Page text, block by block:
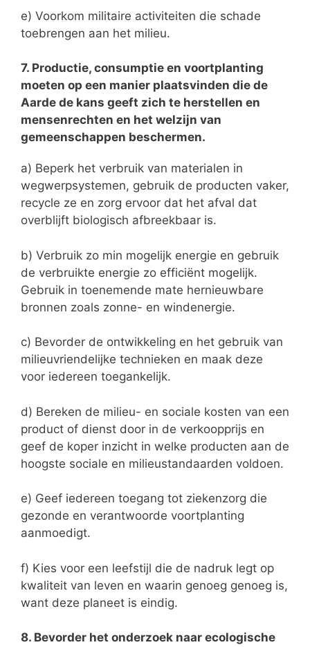
e) Voorkom militaire activiteiten die schade
toebrengen aan het milieu.
7. Productie, consumptie en voortplanting
moeten op een manier plaatsvinden die de
Aarde de kans geeft zich te herstellen en
mensenrechten en het welzijn van
gemeenschappen beschermen.
a) Beperk het verbruik van materialen in
wegwerpsystemen, gebruik de producten vaker,
recycle ze en zorg ervoor dat het afval dat
overblijft biologisch afbreekbaar is.
b) Verbruik zo min mogelijk energie en gebruik
de verbruikte energie zo efficiënt mogelijk.
Gebruik in toenemende mate hernieuwbare
bronnen zoals zonne- en windenergie.
c) Bevorder de ontwikkeling en het gebruik van
milieuvriendelijke technieken en maak deze
voor iedereen toegankelijk.
d) Bereken de milieu- en sociale kosten van een
product of dienst door in de verkoopprijs en
geef de koper inzicht in welke producten aan de
hoogste sociale en milieustandaarden voldoen.
e) Geef iedereen toegang tot ziekenzorg die
gezonde en verantwoorde voortplanting
aanmoedigt.
f) Kies voor een leefstijl die de nadruk legt op
kwaliteit van leven en waarin genoeg genoeg is,
want deze planeet is eindig.
8. Bevorder het onderzoek naar ecologische